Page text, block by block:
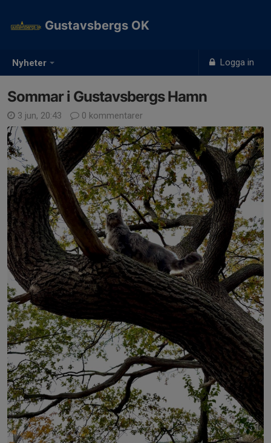
Nyheter Logga in
Gustavsbergs OK
Sommar i Gustavsbergs Hamn
3 jun, 20:43 0 kommentarer